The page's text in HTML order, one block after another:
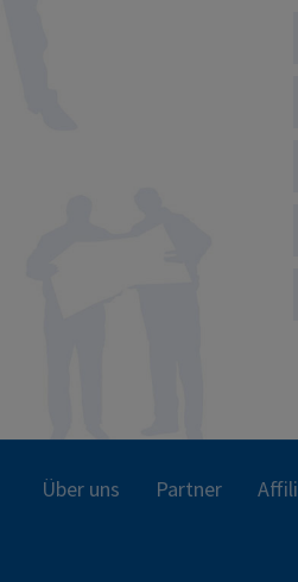
Über uns Partner